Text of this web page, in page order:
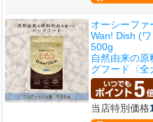
オーシーファ
Wan! Dish (
500g
自然由来の
グフード〈全
当店特別価格